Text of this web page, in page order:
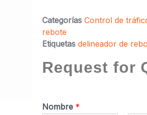
Categorías Control de
rebote
Etiquetas delineador de
Request for
Nombre *